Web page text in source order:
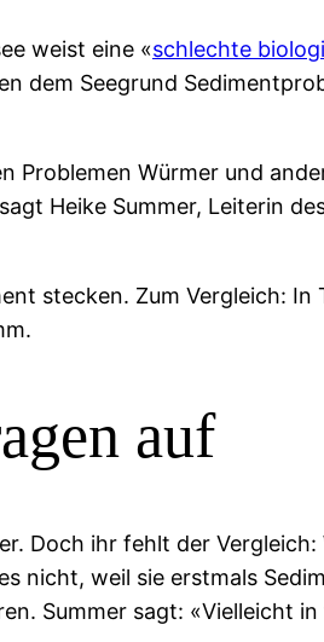
weist eine «schlechte
dem Seegrund
Würmer und
Heike Summer, Leiterin
stecken. Zum Vergleich:
auf
Doch ihr fehlt der
nicht, weil sie erstmals
Summer sagt: «Vielleicht